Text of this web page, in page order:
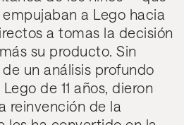
a Lego hacia
a tomas la decisión
su producto. Sin
un análisis profundo
de 11 años, dieron
reinvención de la